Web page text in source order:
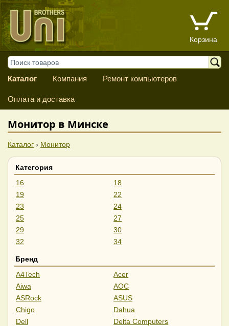
Корзина
Каталог Компания Ремонт компьютеров
Оплата и доставка
Монитор в Минске
Каталог › Монитор
Категория
16
18
19
22
23
24
25
27
29
30
32
34
40
43
45
49
55
57
Бренд
A4Tech
Acer
Aiwa
AOC
ASRock
ASUS
Chigo
Dahua
Dell
Delta Computers